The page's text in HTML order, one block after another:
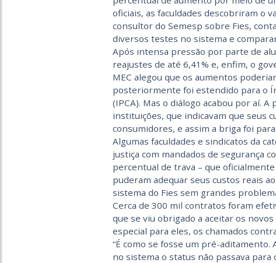
oficiais, as faculdades descobriram o
consultor do Semesp sobre Fies,
diversos testes no sistema e
Após intensa pressão por parte de
reajustes de até 6,41% e, enfim, o
MEC alegou que os aumentos
posteriormente foi estendido para o
(IPCA). Mas o diálogo acabou por aí.
instituições, que indicavam que seus
consumidores, e assim a briga foi
Algumas faculdades e sindicatos da
justiça com mandados de segurança
percentual de trava – que
puderam adequar seus custos reais
sistema do Fies sem grandes
Cerca de 300 mil contratos foram
que se viu obrigado a aceitar os
especial para eles, os chamados
“É como se fosse um pré-
no sistema o status não passava